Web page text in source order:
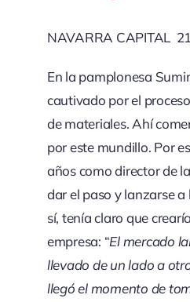
NAVARRA CAPITAL
En la pamplonesa
cautivado por el
de materiales. Ahí
por este mundillo. Por
años como director de
dar el paso y lanzarse
sí, tenía claro que
empresa: “El mercado
llevado de un lado a
llegó el momento de